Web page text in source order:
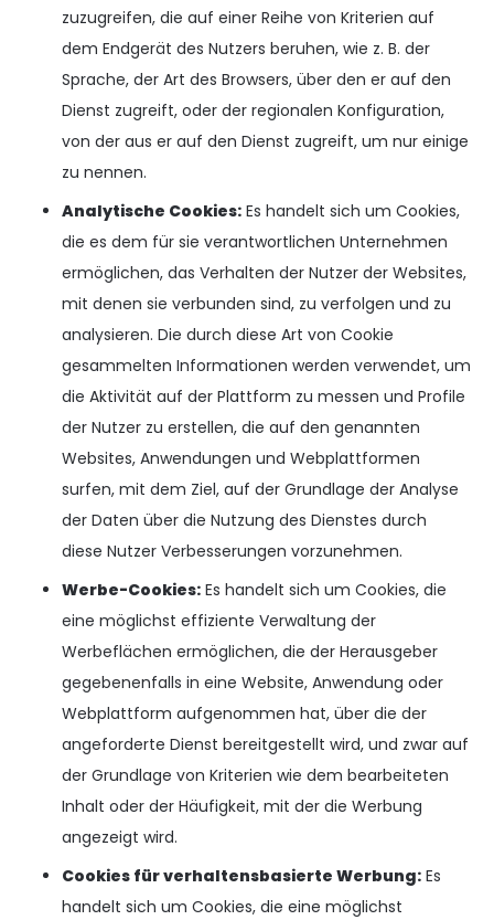
zuzugreifen, die auf einer Reihe von Kriterien auf
dem Endgerät des Nutzers beruhen, wie z. B. der
Sprache, der Art des Browsers, über den er auf den
Dienst zugreift, oder der regionalen Konfiguration,
von der aus er auf den Dienst zugreift, um nur einige
zu nennen.
Analytische Cookies: Es handelt sich um Cookies,
die es dem für sie verantwortlichen Unternehmen
ermöglichen, das Verhalten der Nutzer der Websites,
mit denen sie verbunden sind, zu verfolgen und zu
analysieren. Die durch diese Art von Cookie
gesammelten Informationen werden verwendet, um
die Aktivität auf der Plattform zu messen und Profile
der Nutzer zu erstellen, die auf den genannten
Websites, Anwendungen und Webplattformen
surfen, mit dem Ziel, auf der Grundlage der Analyse
der Daten über die Nutzung des Dienstes durch
diese Nutzer Verbesserungen vorzunehmen.
Werbe-Cookies: Es handelt sich um Cookies, die
eine möglichst effiziente Verwaltung der
Werbeflächen ermöglichen, die der Herausgeber
gegebenenfalls in eine Website, Anwendung oder
Webplattform aufgenommen hat, über die der
angeforderte Dienst bereitgestellt wird, und zwar auf
der Grundlage von Kriterien wie dem bearbeiteten
Inhalt oder der Häufigkeit, mit der die Werbung
angezeigt wird.
Cookies für verhaltensbasierte Werbung: Es
handelt sich um Cookies, die eine möglichst